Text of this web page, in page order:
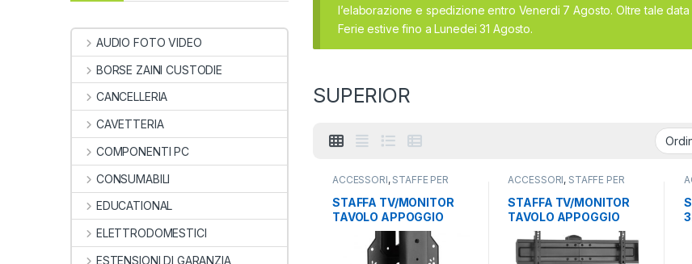
l’elaborazione e spedizione entro Venerdi 7 Agosto. Oltre tale
Ferie estive fino a Lunedei 31 Agosto.
SUPERIOR
ACCESSORI, STAFFE PER
PROIETTORI
STAFFA TV/MONITOR
TAVOLO APPOGGIO
VESA 200X200 DA 23 A
42 1 MON 40KG
ACCESSORI, STAFFE PER
PROIETTORI
STAFFA TV/MONITOR
TAVOLO APPOGGIO
VESA 600X400 DA 37 A
70 1 MON 40KG
AUDIO FOTO VIDEO
BORSE ZAINI CUSTODIE
CANCELLERIA
CAVETTERIA
COMPONENTI PC
CONSUMABILI
EDUCATIONAL
ELETTRODOMESTICI
ESTENSIONI DI GARANZIA